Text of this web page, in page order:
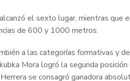
el sexto lugar, mientras
de 600 y 1000 metros.
a las categorías formativas y
Mora logró la segunda
se consagró ganadora